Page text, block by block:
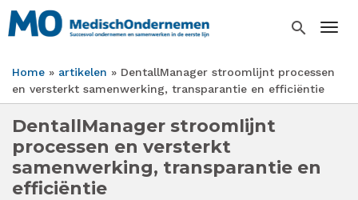
Overslaan
en
inhoud
gaan
search
Kruimelpad
Home artikelen
DentallManager stroomlijnt processen
en versterkt samenwerking, transparantie en efficiëntie
DentallManager stroomlijnt
processen en versterkt
samenwerking, transparantie en
efficiëntie